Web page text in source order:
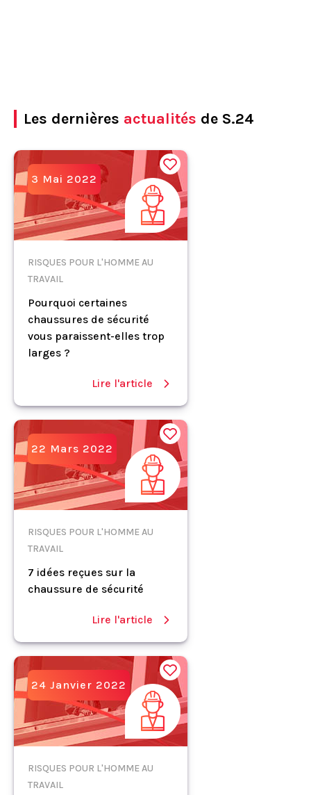
Les dernières actualités de S.24
3 Mai 2022
RISQUES POUR L'HOMME AU
TRAVAIL
Pourquoi certaines
chaussures de sécurité
vous paraissent-elles trop
larges ?
Lire l'article
22 Mars 2022
RISQUES POUR L'HOMME AU
TRAVAIL
7 idées reçues sur la
chaussure de sécurité
Lire l'article
24 Janvier 2022
RISQUES POUR L'HOMME AU
TRAVAIL